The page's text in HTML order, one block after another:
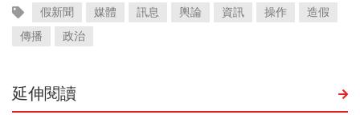
假新聞 媒體 訊息 輿論 資訊 操作
造假
傳播
政治
延伸閱讀